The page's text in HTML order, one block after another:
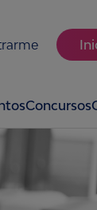
Concursos